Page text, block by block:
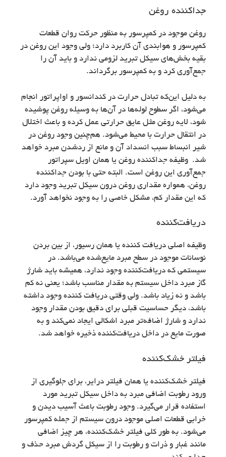
جداکننده روغن
روغن موجود در کمپرسور به منظور حرکت روان قطعات
کمپرسور و هوابندی آن کاربرد دارد؛ ولی وجود این روغن در
بقیه بخش‌های سیکل تبرید لزومی ندارد و باید آن را
جمع‌آوری کرد و به کمپرسور برگرداند.
به دلیل این‌که تبادل حرارت در کندانسور و اواپراتور انجام
می‌شود، اگر سطوح لوله‌ها در آن‌ها به وسیله روغن پوشیده
شود، لایه روغن مثل عایق حرارتی عمل کرده و باعث اختلال
در انتقال حرارت با محیط می‌شود. هم‌چنین وجود روغن در
شیر انبساط سبب انسداد آن و مانع از ردشدن مبرد خواهد
شد. وظیفه جداکننده روغن یا همان اویل سپراتور
جمع‌آوری این روغن است. البته حتی با بودن جداکننده
روغن، همواره مقداری روغن درون سیکل تبرید وجود دارد
که این مقدار کم، مشکل خاصی را به وجود نخواهد آورد.
دریافت‌کننده
وظیفه اصلی دریافت کننده یا همان رسیور، از بین بردن
نوسانات موجود در سطح مبرد مایع‌شده می‌باشد. در
سیستمی که دریافت‌کننده وجود ندارد، همیشه باید شارژ
گاز مبرد داخل سیستم به مقدار مناسب باشد؛ یعنی نه کم
باشد و نه زیاد باشد. ولی وقتی دریافت کننده وجود داشته
باشد، دیگر حساسیت قبلی برای دقیق بودن مقدار وجود
ندارد و شارژ اضافه‌تر مبرد اشکالی ایجاد نمی‌کند و به
صورت مایع در داخل دریافت‌کننده ذخیره خواهد شد.
فیلتر خشک‌کننده
فیلتر خشک‌کننده یا همان فیلتر درایر، برای جلوگیری از
ورود رطوبت اضافی مبرد به داخل سیکل تبرید مورد
استفاده قرار می‌گیرد. وجود رطوبت باعث آسیب دیدن و
خرابی قطعات اصلی موجود درون سیستم از جمله کمپرسور
می‌شود. به طور کلی فیلتر خشک‌کننده، هر چیز اضافی
مانند غبار و ذرات و رطوبت را از سیکل گردش مبرد حذف و